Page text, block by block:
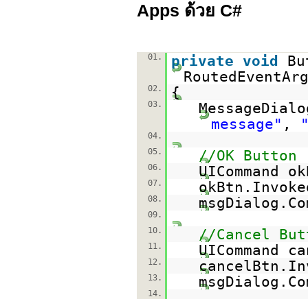
Apps ด้วย C#
01. private void
02. {
03.
message" ,
04.
05.
//OK Button
06. UICommand
07.
08.
09.
10.
//Cancel
11. UICommand
12.
13.
14.